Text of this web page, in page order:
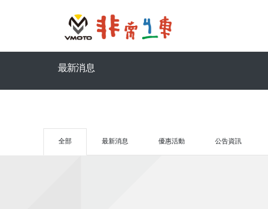
最新消息
全部 最新消息 優惠活動 公告資訊